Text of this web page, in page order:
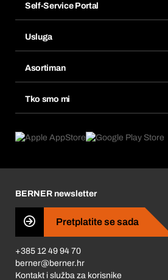
Self-Service Portal
Popisi želja
Ponovno naručivanje
Pretplate
Usluga
Tražitelji proizvoda
Asortiman
Tko smo mi
Što nas pokreće
Business Conduct
BERNER newsletter
Pretplatite se sada
+385 12 49 94 70
berner@berner.hr
Kontakt i služba za korisnike